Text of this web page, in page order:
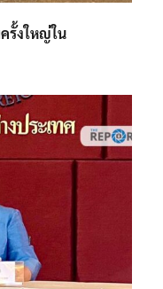
รั้งใหญ่ใน